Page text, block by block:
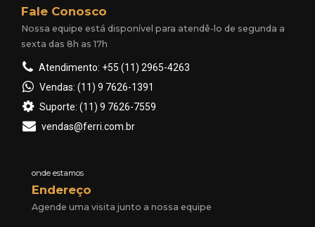
Fale Conosco
Nossa equipe está disponível para atendê-lo de segunda a
sexta das 8h as 17h
Atendimento: +55 (11) 2965-4263
Vendas: (11) 9 7626-1391
Suporte: (11) 9 7626-7559
vendas@ferri.com.br
onde estamos
Endereço
Agende uma visita junto a nossa equipe